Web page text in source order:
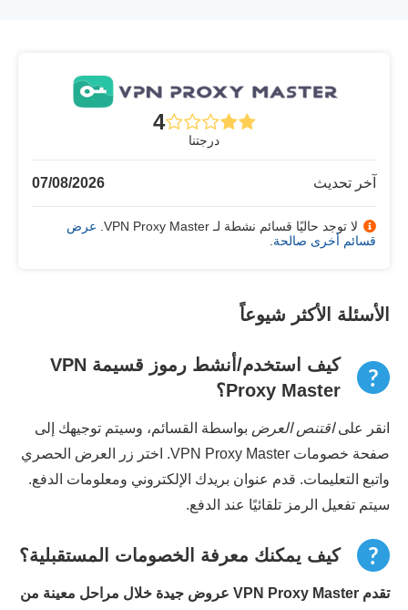
4
درجتنا
آخر تحديث 07/08/2026
لا توجد حاليًا قسائم نشطة لـ VPN Proxy Master.
عرض
قسائم أخرى صالحة
الأسئلة الأكثر شيوعاً
كيف استخدم/أنشط رموز قسيمة VPN
Proxy Master؟
انقر علىاقتنص العرض بواسطة القسائم، وسيتم توجيهك إلى
صفحة خصومات VPN Proxy Master. اختر زر العرض الحصري
واتبع التعليمات. قدم عنوان بريدك الإلكتروني ومعلومات الدفع.
سيتم تفعيل الرمز تلقائيًا عند الدفع.
كيف يمكنك معرفة الخصومات المستقبلية؟
تقدم VPN Proxy Master عروض جيدة خلال مراحل معينة من